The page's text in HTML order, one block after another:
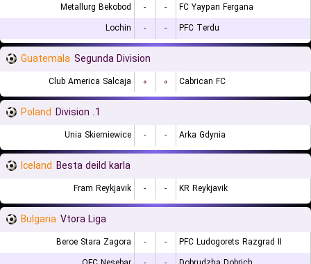
Metallurg Bekobod - -
FC Yaypan Fergana
Lochin
- - PFC Terdu
Guatemala Segunda Division
Club America Salcaja ۰ ۰ Cabrican FC
Poland 1. Division
Unia Skierniewice - - Arka Gdynia
Iceland Besta deild karla
Fram Reykjavik - - KR Reykjavik
Bulgaria Vtora Liga
Beroe Stara Zagora - -
PFC Ludogorets Razgrad II